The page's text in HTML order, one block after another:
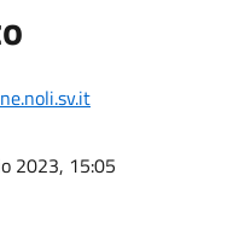
2023, 15:05